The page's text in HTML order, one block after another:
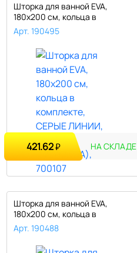
Шторка для ванной EVA,
180х200 см, кольца в
комплекте, ..
Арт. 190495
421.62₽ НА СКЛАДЕ
Шторка для ванной EVA,
180х200 см, кольца в
комплекте, ..
Арт. 190488